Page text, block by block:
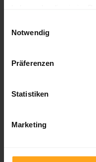
Notwendig
Präferenzen
Statistiken
Marketing
Plüderhausen
Rudersberg Württ
Schwaikheim
Sulzbach an der Murr
Waiblingen